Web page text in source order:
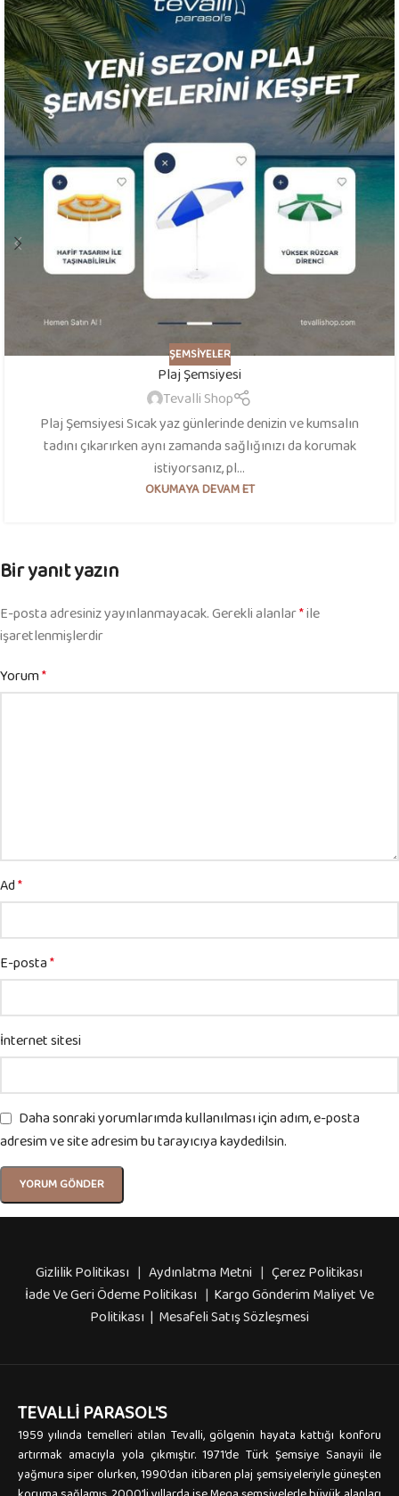
ŞEMSIYELER
Plaj Şemsiyesi
Tevalli Shop
Plaj Şemsiyesi Sıcak yaz günlerinde denizin ve kumsalın
tadını çıkarırken aynı zamanda sağlığınızı da korumak
istiyorsanız, pl...
OKUMAYA DEVAM ET
Bir yanıt yazın
E-posta adresiniz yayınlanmayacak.Gerekli alanlar*ile
işaretlenmişlerdir
Yorum*
Ad*
E-posta*
İnternet sitesi
Daha sonraki yorumlarımda kullanılması için adım, e-posta
adresim ve site adresim bu tarayıcıya kaydedilsin.
Gizlilik Politikası |Aydınlatma Metni |Çerez Politikası
İade Ve Geri Ödeme Politikası | Kargo Gönderim Maliyet Ve
Politikası | Mesafeli Satış Sözleşmesi
TEVALLI PARASOL'S
1959 yılında temelleri atılan Tevalli, gölgenin hayata kattığı konforu
artırmak amacıyla yola çıkmıştır. 1971’de Türk Şemsiye Sanayii ile
yağmura siper olurken, 1990’dan itibaren plaj şemsiyeleriyle güneşten